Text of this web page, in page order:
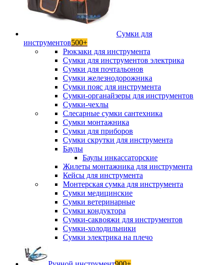
Сумки для
инструментов500+
Рюкзаки для инструмента
Сумки для инструментов электрика
Сумки для почтальонов
Сумки железнодорожника
Сумки пояс для инструмента
Сумки-органайзеры для инструментов
Сумки-чехлы
Слесарные сумки сантехника
Сумки монтажника
Сумки для приборов
Сумки скрутки для инструмента
Баулы
Баулы инкассаторские
Жилеты монтажника для инструмента
Кейсы для инструмента
Монтерская сумка для инструмента
Сумки медицинские
Сумки ветеринарные
Сумки кондуктора
Сумки-саквояжи для инструментов
Сумки-холодильники
Сумки электрика на плечо